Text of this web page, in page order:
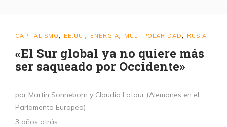
CAPITALISMO EE.UU. ENERGIA MULTIPOLARIDAD RUSIA
«El Sur global ya no quiere más
ser saqueado por Occidente»
por Martin Sonneborn y Claudia Latour (Alemanes en el
Parlamento Europeo)
3 años atrás